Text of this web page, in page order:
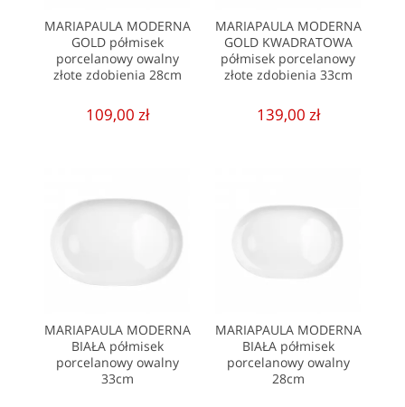
MARIAPAULA MODERNA
GOLD półmisek
porcelanowy owalny
złote zdobienia 28cm
109,00 zł
MARIAPAULA MODERNA
GOLD KWADRATOWA
półmisek porcelanowy
złote zdobienia 33cm
139,00 zł
MARIAPAULA MODERNA
BIAŁA półmisek
porcelanowy owalny
33cm
MARIAPAULA MODERNA
BIAŁA półmisek
porcelanowy owalny
28cm